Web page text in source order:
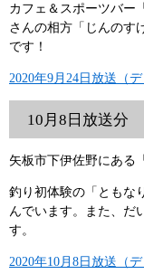
カフェ＆スポーツバー
さんの相方「じんのす
です！
2020年9月24日放送（
10月8日放送分
矢板市下伊佐野にある
釣り初体験の「ともな
んでいます。また、だ
す。
2020年10月8日放送（